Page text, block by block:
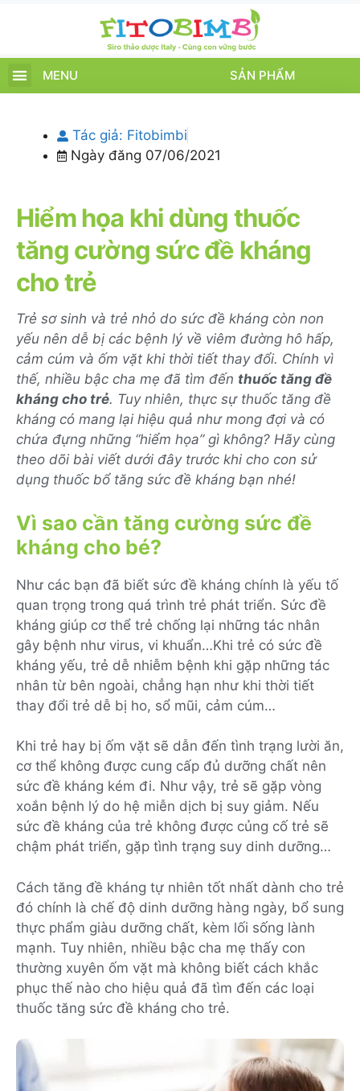
MENU SẢN PHẨM
Tác giả: Fitobimbi
Ngày đăng 07/06/2021
Hiểm họa khi dùng thuốc
tăng cường sức đề kháng
cho trẻ
Trẻ sơ sinh và trẻ nhỏ do sức đề kháng còn non
yếu nên dễ bị các bệnh lý về viêm đường hô hấp,
cảm cúm và ốm vặt khi thời tiết thay đổi. Chính vì
thế, nhiều bậc cha mẹ đã tìm đến thuốc tăng đề
kháng cho trẻ. Tuy nhiên, thực sự thuốc tăng đề
kháng có mang lại hiệu quả như mong đợi và có
chứa đựng những “hiểm họa” gì không? Hãy cùng
theo dõi bài viết dưới đây trước khi cho con sử
dụng thuốc bổ tăng sức đề kháng bạn nhé!
Vì sao cần tăng cường sức đề
kháng cho bé?
Như các bạn đã biết sức đề kháng chính là yếu tố
quan trọng trong quá trình trẻ phát triển. Sức đề
kháng giúp cơ thể trẻ chống lại những tác nhân
gây bệnh như virus, vi khuẩn…Khi trẻ có sức đề
kháng yếu, trẻ dễ nhiễm bệnh khi gặp những tác
nhân từ bên ngoài, chẳng hạn như khi thời tiết
thay đổi trẻ dễ bị ho, sổ mũi, cảm cúm…
Khi trẻ hay bị ốm vặt sẽ dẫn đến tình trạng lười ăn,
cơ thể không được cung cấp đủ dưỡng chất nên
sức đề kháng kém đi. Như vậy, trẻ sẽ gặp vòng
xoắn bệnh lý do hệ miễn dịch bị suy giảm. Nếu
sức đề kháng của trẻ không được củng cố trẻ sẽ
chậm phát triển, gặp tình trạng suy dinh dưỡng…
Cách tăng đề kháng tự nhiên tốt nhất dành cho trẻ
đó chính là chế độ dinh dưỡng hàng ngày, bổ sung
thực phẩm giàu dưỡng chất, kèm lối sống lành
mạnh. Tuy nhiên, nhiều bậc cha mẹ thấy con
thường xuyên ốm vặt mà không biết cách khắc
phục thế nào cho hiệu quả đã tìm đến các loại
thuốc tăng sức đề kháng cho trẻ.